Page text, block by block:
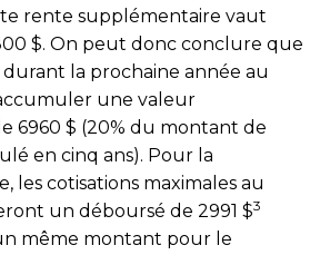
rente supplémentaire vaut
$. On peut donc conclure que
durant la prochaine année au
une valeur
6960 $ (20% du montant de
en cinq ans). Pour la
les cotisations maximales au
un déboursé de 2991 $3
même montant pour le